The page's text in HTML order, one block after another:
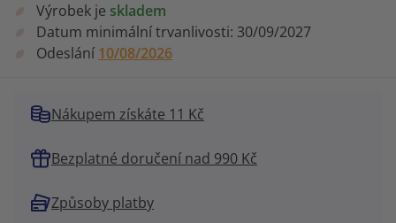
Výrobek je skladem
Datum minimální trvanlivosti: 30/09/2027
Odeslání 10/08/2026
Nákupem získáte 11 Kč
Bezplatné doručení nad 990 Kč
Způsoby platby